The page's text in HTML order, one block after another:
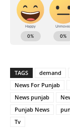
TAGS demand
News For Punjab
News punjab
Punjab News
Tv